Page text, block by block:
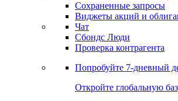
Сохраненные запросы
Виджеты акций и
Чат
Сбондс Люди
Проверка контрагента
Попробуйте 7-дневный
Откройте глобальную